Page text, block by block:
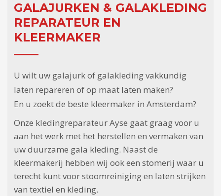
GALAJURKEN & GALAKLEDING
REPARATEUR EN
KLEERMAKER
U wilt uw galajurk of galakleding vakkundig
laten repareren of op maat laten maken?
En u zoekt de beste kleermaker in Amsterdam?
Onze kledingreparateur Ayse gaat graag voor u
aan het werk met het herstellen en vermaken van
uw duurzame gala kleding. Naast de
kleermakerij hebben wij ook een stomerij waar u
terecht kunt voor stoomreiniging en laten strijken
van textiel en kleding.